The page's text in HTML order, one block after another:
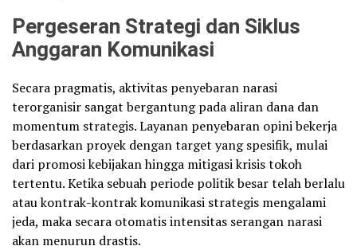
Pergeseran Strategi dan Siklus
Anggaran Komunikasi
Secara pragmatis, aktivitas penyebaran narasi
terorganisir sangat bergantung pada aliran dana dan
momentum strategis. Layanan penyebaran opini bekerja
berdasarkan proyek dengan target yang spesifik, mulai
dari promosi kebijakan hingga mitigasi krisis tokoh
tertentu. Ketika sebuah periode politik besar telah berlalu
atau kontrak-kontrak komunikasi strategis mengalami
jeda, maka secara otomatis intensitas serangan narasi
akan menurun drastis.